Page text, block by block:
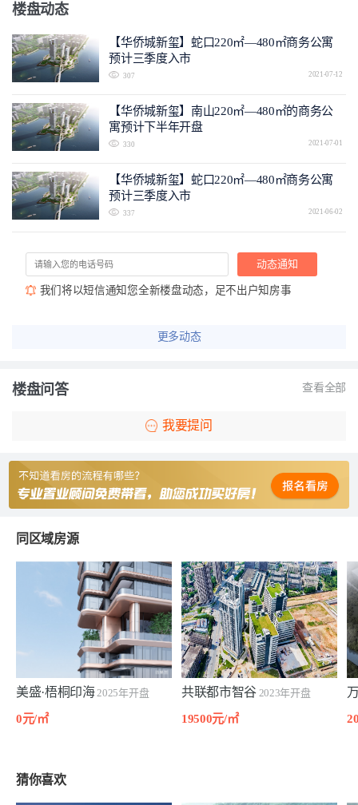
楼盘动态
【华侨城新玺】蛇口220㎡—480㎡商务公寓
预计三季度入市
307 2021-07-12
【华侨城新玺】南山220㎡—480㎡的商务公
寓预计下半年开盘
330 2021-07-01
【华侨城新玺】蛇口220㎡—480㎡商务公寓
预计三季度入市
337 2021-06-02
动态通知
我们将以短信通知您全新楼盘动态，足不出户知房事
更多动态
楼盘问答 查看全部
我要提问
同区域房源
美盛·梧桐印海2025年开盘
0元/㎡
共联都市智谷 2023年开盘
19500元/㎡
猜你喜欢